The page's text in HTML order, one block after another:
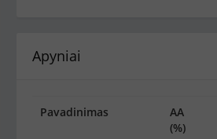
Apyniai
Pavadinimas
AA
(%)